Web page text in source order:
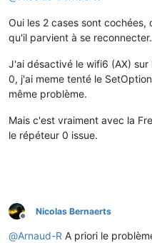
Oui les 2 cases sont
qu'il parvient à se reconnecter.
J'ai désactivé le wifi6 (AX) sur
0, j'ai meme tenté le
même problème.
Mais c'est vraiment avec la
le répéteur 0 issue.
Offline
Nicolas Bernaerts
@Arnaud-R A priori le